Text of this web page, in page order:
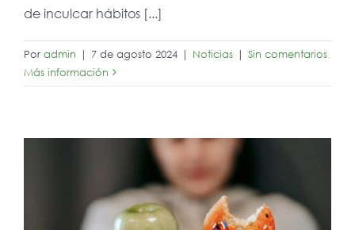
de inculcar hábitos [...]
Por admin | 7 de agosto 2024 | Noticias | Sin comentarios
Más información